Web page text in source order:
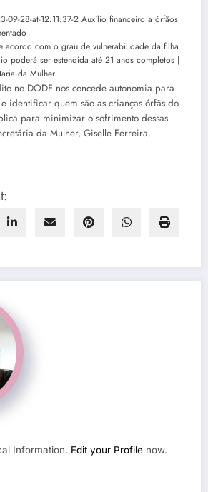
acordo com o grau de vulnerabilidade da filha
poderá ser estendida até 21 anos completos |
da Mulher
no DODF nos concede autonomia para
identificar quem são as crianças órfãs do
para minimizar o sofrimento dessas
da Mulher, Giselle Ferreira.
Information. Edit your Profile now.